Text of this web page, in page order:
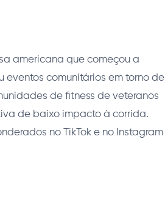
americana que começou a
eventos comunitários em torno de
de fitness de veteranos
de baixo impacto à corrida.
no TikTok e no Instagram